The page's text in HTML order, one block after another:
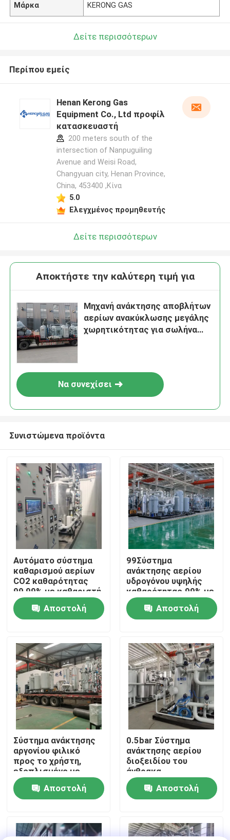
Σπίτι
Προϊόντα
Σχετικά με εμάς
Έλεγχος ποιότητας
Επικοινωνήστε μαζί μας
Ειδήσεις
Ζητήστε μια προσφορά
Παραγωγοί αζώτου PSA
Γεννήτρια αζώτου υψηλής αγνότητας
Μάρκα KERONG GAS
Δείτε περισσότερων
Περίπου εμείς
Henan Kerong Gas
Equipment Co., Ltd προφίλ
κατασκευαστή
200 meters south of the
intersection of Nanpuguiling
Avenue and Weisi Road,
Changyuan city, Henan Province,
China, 453400 ,Κίνα
5.0
Ελεγχμένος προμηθευτής
Δείτε περισσότερων
Αποκτήστε την καλύτερη τιμή για
Μηχανή ανάκτησης αποβλήτων
αερίων ανακύκλωσης μεγάλης
χωρητικότητας για σωλήνα
Να συνεχίσει
Συνιστώμενα προϊόντα
Αυτόματο σύστημα
καθαρισμού αερίων
CO2 καθαρότητας
99,99% με καθαριστή
αερίων
Αποστολή
99Σύστημα
ανάκτησης αερίου
υδρογόνου υψηλής
καθαρότητας.99% με
σύστημα καθαρισμού
PSA
Αποστολή
Σύστημα ανάκτησης
αργονίου φιλικό
προς το χρήστη,
εξοπλισμένο με
τηλεοπτική οθόνη
Αποστολή
0.5bar Σύστημα
ανάκτησης αερίου
διοξειδίου του
άνθρακα
Εξοικονόμηση
ενέργειας Μικρή
συντήρηση
Αποστολή